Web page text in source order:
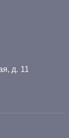
Банке
д. 11